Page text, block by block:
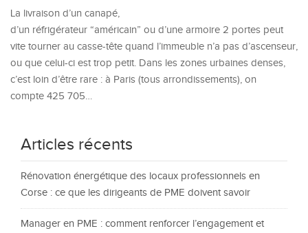
La livraison d’un canapé,
d’un réfrigérateur “américain” ou d’une armoire 2 portes peut
vite tourner au casse-tête quand l’immeuble n’a pas d’ascenseur,
ou que celui-ci est trop petit. Dans les zones urbaines denses,
c’est loin d’être rare : à Paris (tous arrondissements), on
compte 425 705…
Articles récents
Rénovation énergétique des locaux professionnels en
Corse : ce que les dirigeants de PME doivent savoir
Manager en PME : comment renforcer l’engagement et